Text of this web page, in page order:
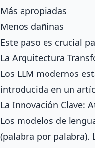
Más apropiadas
Menos dañinas
Este paso es crucial
La Arquitectura
Los LLM modernos
introducida en un
La Innovación Clave:
Los modelos de
(palabra por palabra).